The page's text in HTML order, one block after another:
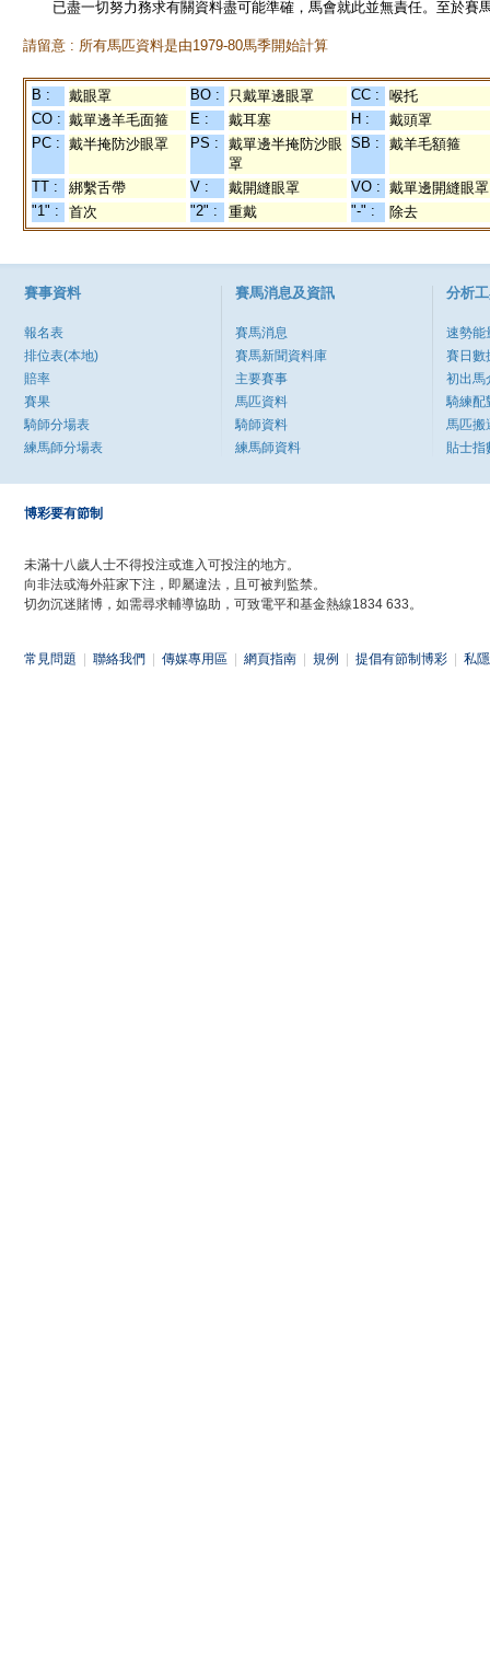
已盡一切努力務求有關資料盡可能準確，馬會就此並無責任。至於賽
請留意 : 所有馬匹資料是由1979-80馬季開始計算
B : 戴眼罩 BO : 只戴單邊眼罩 CC :
喉托
CO : 戴單邊羊毛面箍 E : 戴耳塞 H :
戴頭罩
PC : 戴半掩防沙眼罩 PS :
戴單邊半掩防沙眼
罩
SB : 戴羊毛額箍
TT : 綁繫舌帶 V : 戴開縫眼罩 VO : 戴單邊開縫眼罩
"1" :
首次 "2" : 重戴 "-" : 除去
賽事資料
報名表
排位表(本地)
賠率
賽果
騎師分場表
練馬師分場表
賽馬消息及資訊
賽馬消息
賽馬新聞資料庫
主要賽事
馬匹資料
騎師資料
練馬師資料
分析
速勢能
賽日數
初出馬
騎練配
馬匹搬
貼士指
博彩要有節制
未滿十八歲人士不得投注或進入可投注的地方。
向非法或海外莊家下注，即屬違法，且可被判監禁。
切勿沉迷賭博，如需尋求輔導協助，可致電平和基金熱線1834 633。
常見問題 聯絡我們 傳媒專用區 網頁指南 規例 提倡有節制博彩 私